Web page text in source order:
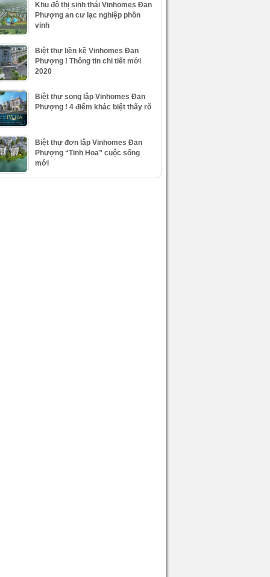
Khu đô thị sinh thái Vinhomes Đan
Phượng an cư lạc nghiệp phồn
vinh
Biệt thự liền kề Vinhomes Đan
Phượng ! Thông tin chi tiết mới
2020
Biệt thự song lập Vinhomes Đan
Phượng ! 4 điểm khác biệt thấy rõ
Biệt thự đơn lập Vinhomes Đan
Phượng “Tinh Hoa” cuộc sống
mới